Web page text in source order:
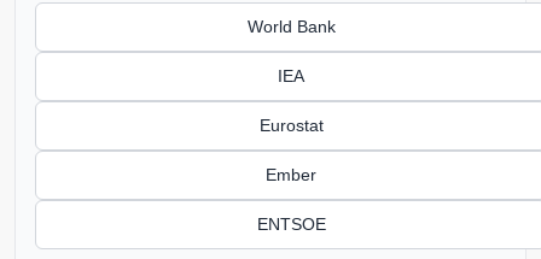
World Bank
IEA
Eurostat
Ember
ENTSOE